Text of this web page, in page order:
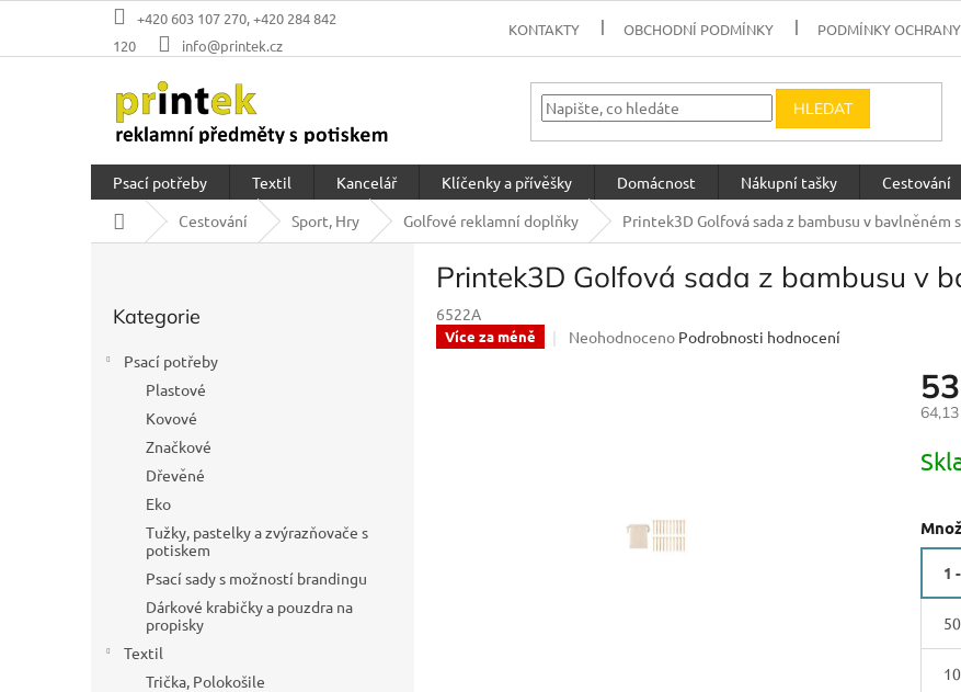
+420 603 107 270, +420 284 842
120
info@printek.cz
KONTAKTY OBCHODNÍ PODMÍNKY PODMÍNKY
HLEDAT
Psací potřeby Textil Kancelář Klíčenky a přívěšky Domácnost Nákupní tašky Cestování
Domů
Cestování Sport, Hry Golfové reklamní doplňky Printek3D Golfová sada z bambusu v bavlněném
kategorie
Kategorie
Psací potřeby
Plastové
Kovové
Značkové
Dřevěné
Eko
Tužky, pastelky a zvýrazňovače s
potiskem
Psací sady s možností brandingu
Dárkové krabičky a pouzdra na
propisky
Textil
Trička, Polokošile
Printek3D Golfová sada z bambusu v
6522A
Více za méně
Průměrné
Neohodnoceno Podrobnosti hodnocení
cena:
1